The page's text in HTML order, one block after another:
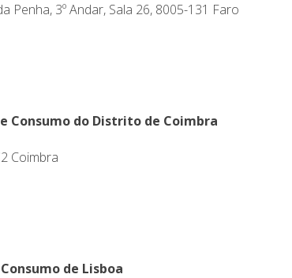
Penha, 3º Andar, Sala 26, 8005-131 Faro
Consumo do Distrito de Coimbra
Coimbra
de Lisboa